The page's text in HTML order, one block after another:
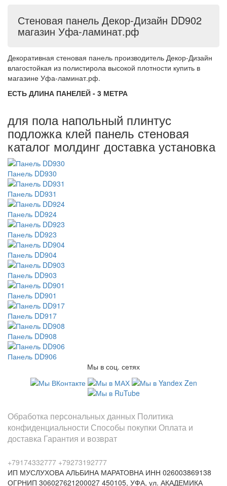
Стеновая панель Декор-Дизайн DD902
магазин Уфа-ламинат.рф
Декоративная стеновая панель производитель Декор-Дизайн
влагостойкая из полистирола высокой плотности купить в
магазине Уфа-ламинат.рф.
ЕСТЬ ДЛИНА ПАНЕЛЕЙ - 3 МЕТРА
для пола напольный плинтус
подложка клей панель стеновая
каталог молдинг доставка установка
Панель DD930
Панель DD931
Панель DD924
Панель DD923
Панель DD904
Панель DD903
Панель DD901
Панель DD917
Панель DD908
Панель DD906
Мы в соц. сетях
Обработка персональных данных Политика
конфиденциальности Способы покупки Оплата и
доставка Гарантия и возврат
+79174332777 +79273192777
ИП МУСЛУХОВА АЛЬБИНА МАРАТОВНА ИНН 026003869138
ОГРНИП 306027621200027 450105, УФА, ул. АКАДЕМИКА